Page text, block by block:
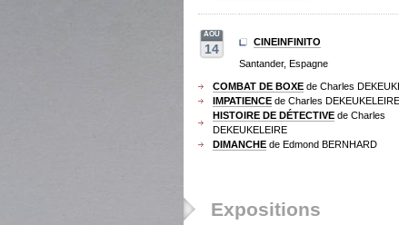
AOU
14
CINEINFINITO
Santander, Espagne
COMBAT DE BOXE de Charles
IMPATIENCE de Charles DEKEUKELEIRE
HISTOIRE DE DÉTECTIVE de Charles
DEKEUKELEIRE
DIMANCHE de Edmond BERNHARD
Expositions